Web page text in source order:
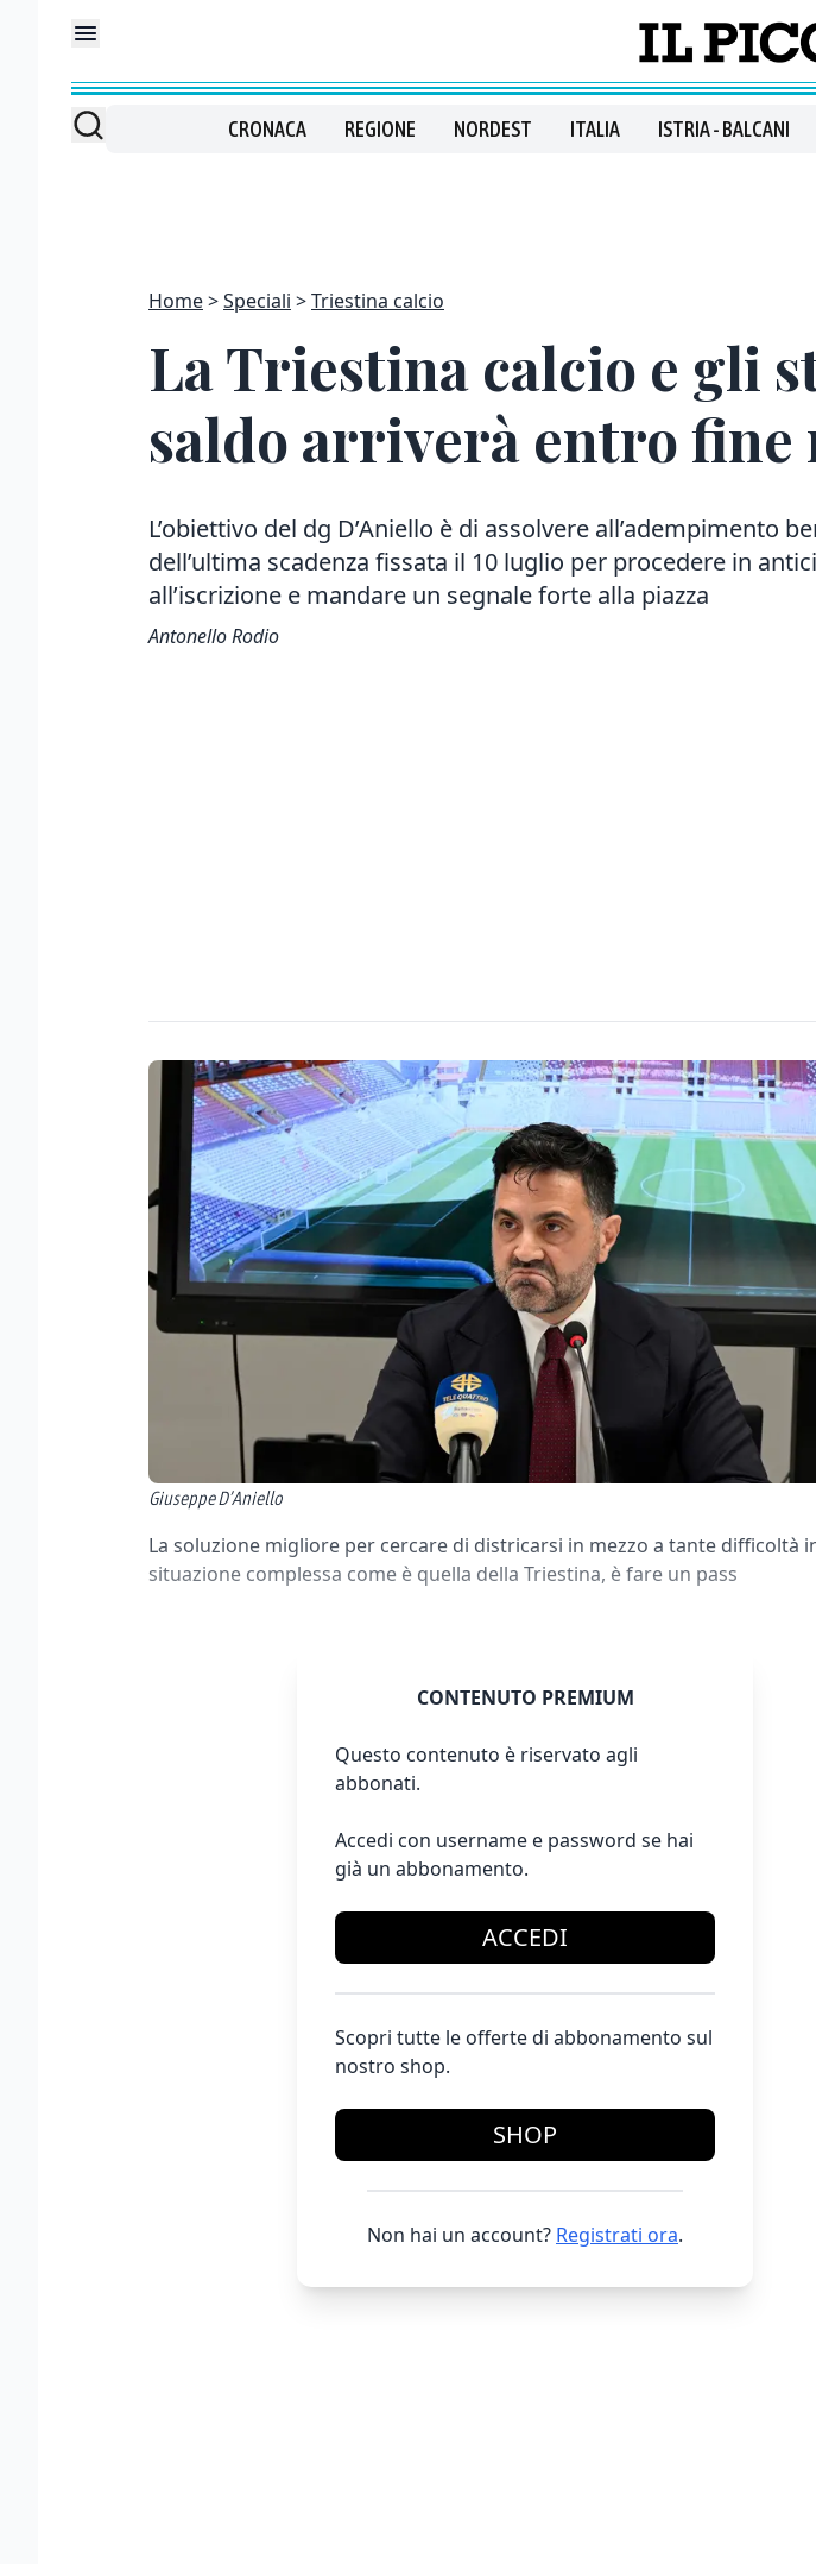
CRONACA REGIONE NORDEST ITALIA ISTRIA - BALCANI
Home Speciali Triestina calcio
La Triestina calcio e gli
saldo arriverà entro fine
L’obiettivo del dg D’Aniello è di assolvere all’adempimento
dell’ultima scadenza fissata il 10 luglio per procedere in
all’iscrizione e mandare un segnale forte alla piazza
Antonello Rodio
Giuseppe D’Aniello
La soluzione migliore per cercare di districarsi in mezzo a tante difficoltà
situazione complessa come è quella della Triestina, è fare un pass
CONTENUTO PREMIUM
Questo contenuto è riservato agli
abbonati.
Accedi con username e password se hai
già un abbonamento.
ACCEDI
Scopri tutte le offerte di abbonamento sul
nostro shop.
SHOP
Non hai un account? Registrati ora.